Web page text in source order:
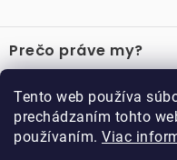
Tento web používa
prechádzaním tohto
používaním. Viac
á
p
ä
Prečo práve my?
Recenzie
Akcie
Důležité odkazy
Velkoobchod
Vzorková prodejna
O nákupe